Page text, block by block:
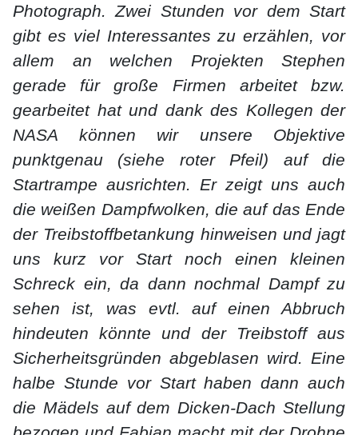
Photograph. Zwei Stunden vor dem Start
gibt es viel Interessantes zu erzählen, vor
allem an welchen Projekten Stephen
gerade für große Firmen arbeitet bzw.
gearbeitet hat und dank des Kollegen der
NASA können wir unsere Objektive
punktgenau (siehe roter Pfeil) auf die
Startrampe ausrichten. Er zeigt uns auch
die weißen Dampfwolken, die auf das Ende
der Treibstoffbetankung hinweisen und jagt
uns kurz vor Start noch einen kleinen
Schreck ein, da dann nochmal Dampf zu
sehen ist, was evtl. auf einen Abbruch
hindeuten könnte und der Treibstoff aus
Sicherheitsgründen abgeblasen wird. Eine
halbe Stunde vor Start haben dann auch
die Mädels auf dem Dicken-Dach Stellung